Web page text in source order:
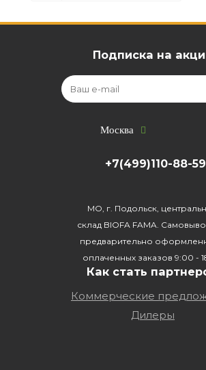
Подписка на
Москва
+7(499)110-88-59
МО, г. Подольск,
склад BIOFA FAMA.
предварительно
оплаченных заказов 9:00 -
Как стать
Коммерческие
Дилеры